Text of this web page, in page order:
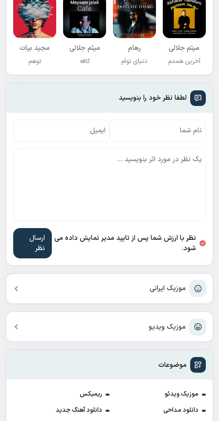
موزیک ایرانی
موزیک ویدیو
موضوعات
موزیک ویدئو
ریمیکس
دانلود مداحی
دانلود آهنگ جدید
میثم جلالی
آخرین همدم
رهام
دنیای توام
میثم جلالی
کافه
مجید بیات
توهم
لطفا نظر خود را بنویسید
نظر با ارزش شما پس از تایید مدیر نمایش داده می
شود.